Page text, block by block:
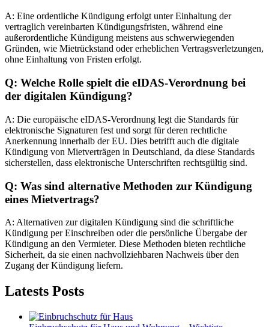
A: Eine ordentliche Kündigung erfolgt unter Einhaltung der
vertraglich vereinbarten Kündigungsfristen, während eine
außerordentliche Kündigung meistens aus schwerwiegenden
Gründen, wie Mietrückstand oder erheblichen Vertragsverletzungen,
ohne Einhaltung von Fristen erfolgt.
Q: Welche Rolle spielt die eIDAS-Verordnung bei
der digitalen Kündigung?
A: Die europäische eIDAS-Verordnung legt die Standards für
elektronische Signaturen fest und sorgt für deren rechtliche
Anerkennung innerhalb der EU. Dies betrifft auch die digitale
Kündigung von Mietverträgen in Deutschland, da diese Standards
sicherstellen, dass elektronische Unterschriften rechtsgültig sind.
Q: Was sind alternative Methoden zur Kündigung
eines Mietvertrags?
A: Alternativen zur digitalen Kündigung sind die schriftliche
Kündigung per Einschreiben oder die persönliche Übergabe der
Kündigung an den Vermieter. Diese Methoden bieten rechtliche
Sicherheit, da sie einen nachvollziehbaren Nachweis über den
Zugang der Kündigung liefern.
Latests Posts